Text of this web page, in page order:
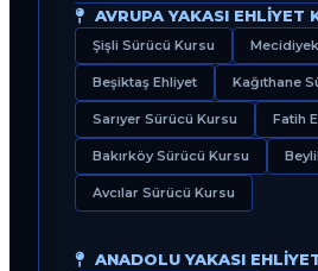
AVRUPA YAKASI EHLIYET
Şişli Sürücü Kursu
Beşiktaş Ehliyet Kağıthane
Sarıyer Sürücü Kursu Fatih
Bakırköy Sürücü Kursu
Avcılar Sürücü Kursu
ANADOLU YAKASI